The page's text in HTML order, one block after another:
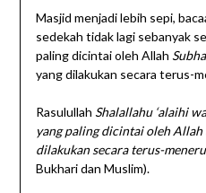
Masjid menjadi lebih sepi,
sedekah tidak lagi sebanyak
paling dicintai oleh Allah
yang dilakukan secara terus-
Rasulullah Shalallahu ‘alaihi
yang paling dicintai oleh Allah
dilakukan secara terus-
Bukhari dan Muslim).